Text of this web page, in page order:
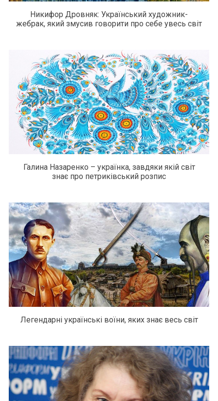
Никифор Дровняк: Український художник-
жебрак, який змусив говорити про себе увесь світ
Галина Назаренко – українка, завдяки якій світ
знає про петриківський розпис
Легендарні українські воїни, яких знає весь світ